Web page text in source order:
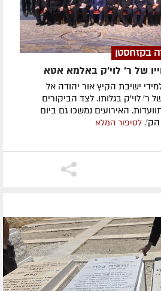
בקזחסטן
של ר' לוי'ק באלמא אטא
ישיבת הקיץ אור יהודה אל
ר' לוי'ק בגלותו. לצד הביקורים
האירועים נמשכו גם ביום
הק'. לסיפור המלא